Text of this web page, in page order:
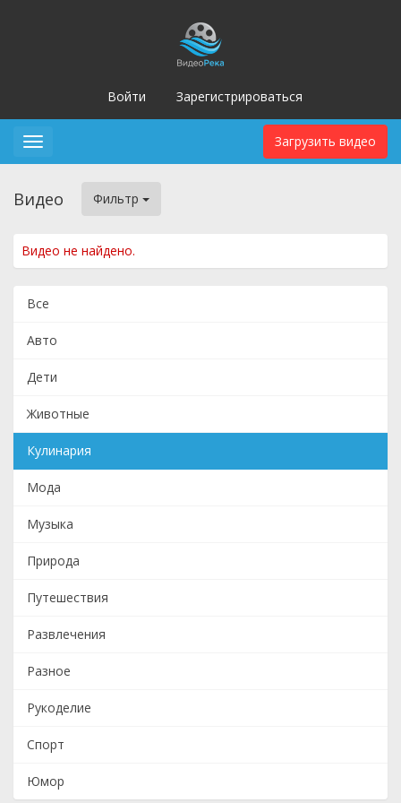
Войти Зарегистрироваться
Загрузить видео
Toggle
Видео Фильтр
Видео не найдено.
Все
Авто
Дети
Животные
Кулинария
Мода
Музыка
Природа
Путешествия
Развлечения
Разное
Рукоделие
Спорт
Юмор